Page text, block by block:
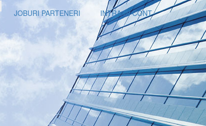
JOBURI PARTENERI INTRA IN CONT